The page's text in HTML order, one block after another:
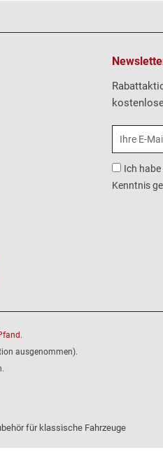
Ich habe
Kenntnis
.
ausgenommen).
für klassische Fahrzeuge